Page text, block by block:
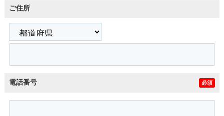
ご住所
電話番号 必須